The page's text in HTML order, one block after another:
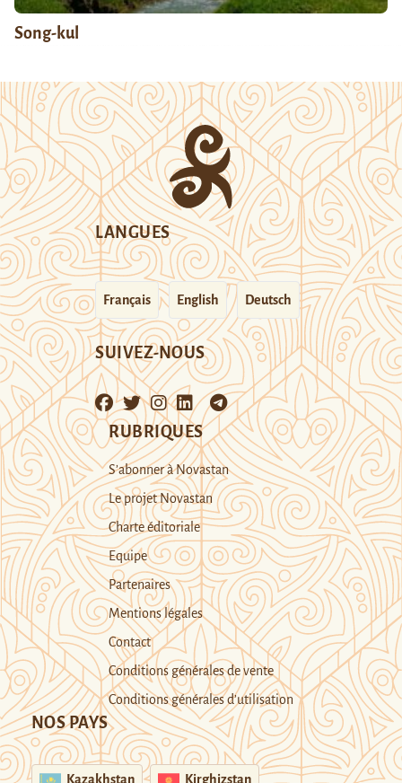
Song-kul
LANGUES
Français English Deutsch
SUIVEZ-NOUS
RUBRIQUES
S’abonner à Novastan
Le projet Novastan
Charte éditoriale
Equipe
Partenaires
Mentions légales
Contact
Conditions générales de vente
Conditions générales d’utilisation
NOS PAYS
Kazakhstan Kirghizstan